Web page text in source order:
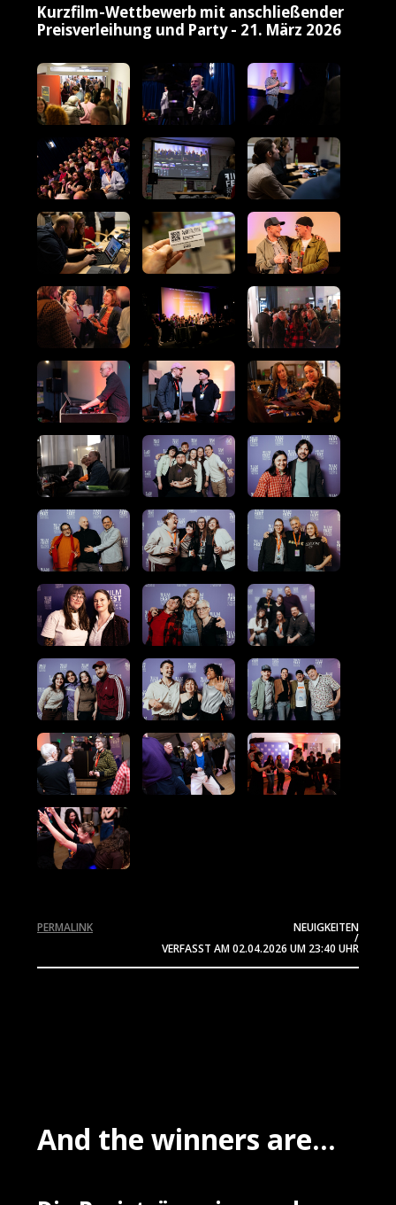
Kurzfilm-Wettbewerb mit anschließender
Preisverleihung und Party - 21. März 2026
NEUIGKEITEN
/
VERFASST AM02.04.2026 UM 23:40 UHR
PERMALINK
And the winners are...